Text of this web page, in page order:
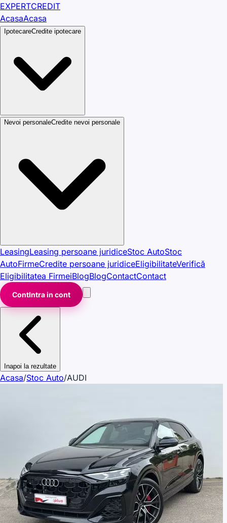
EXPERTCREDIT
AcasaAcasa
IpotecareCredite ipotecare
Nevoi personaleCredite nevoi personale
LeasingLeasing persoane juridiceStoc AutoStoc
AutoFirmeCredite persoane juridiceEligibilitateVerifică
Eligibilitatea FirmeiBlogBlogContactContact
ContIntra in cont
Inapoi la rezultate
Acasa/Stoc Auto/AUDI